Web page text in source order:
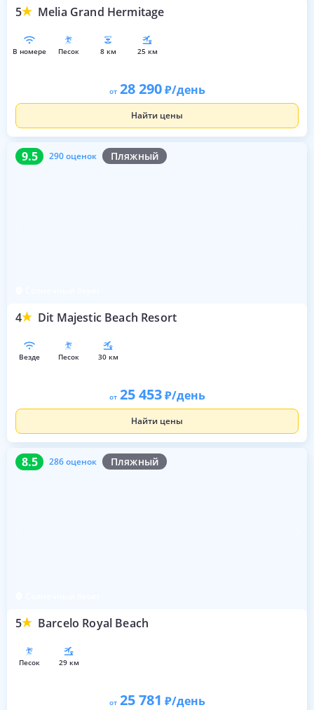
5 Melia Grand Hermitage
в номере песок 8 км 25 км
от 28 290 /день
Найти цены
9.5 290 оценок Пляжный
4 Dit Majestic Beach Resort
9.5 290 оценок
везде песок 30 км
от 25 453 /день
Найти цены
8.5 286 оценок Пляжный
5 Barcelo Royal Beach
8.5 286 оценок
песок 29 км
от 25 781 /день